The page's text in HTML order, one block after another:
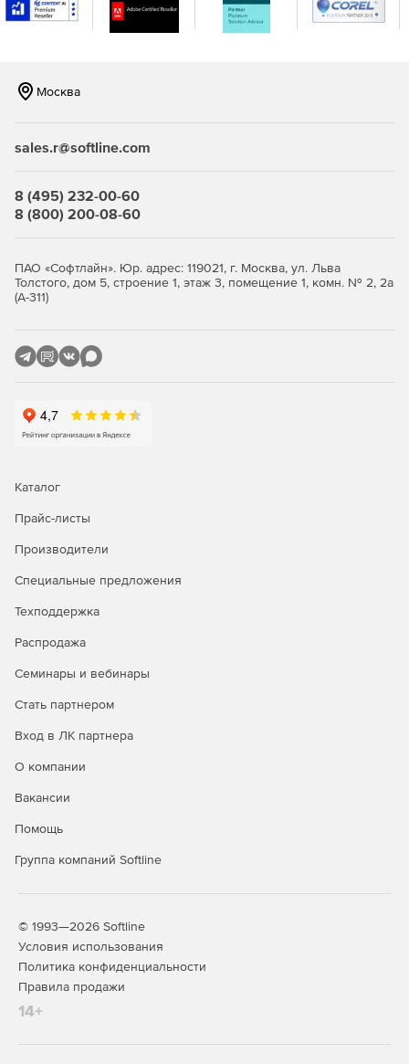
Москва
sales.r@softline.com
8 (495) 232-00-60
8 (800) 200-08-60
ПАО «Софтлайн». Юр. адрес: 119021, г. Москва, ул. Льва
Толстого, дом 5, строение 1, этаж 3, помещение 1, комн. № 2, 2а
(А-311)
Каталог
Прайс-листы
Производители
Специальные предложения
Техподдержка
Распродажа
Семинары и вебинары
Стать партнером
Вход в ЛК партнера
О компании
Вакансии
Помощь
Группа компаний Softline
© 1993—2026 Softline
Условия использования
Политика конфиденциальности
Правила продажи
14+